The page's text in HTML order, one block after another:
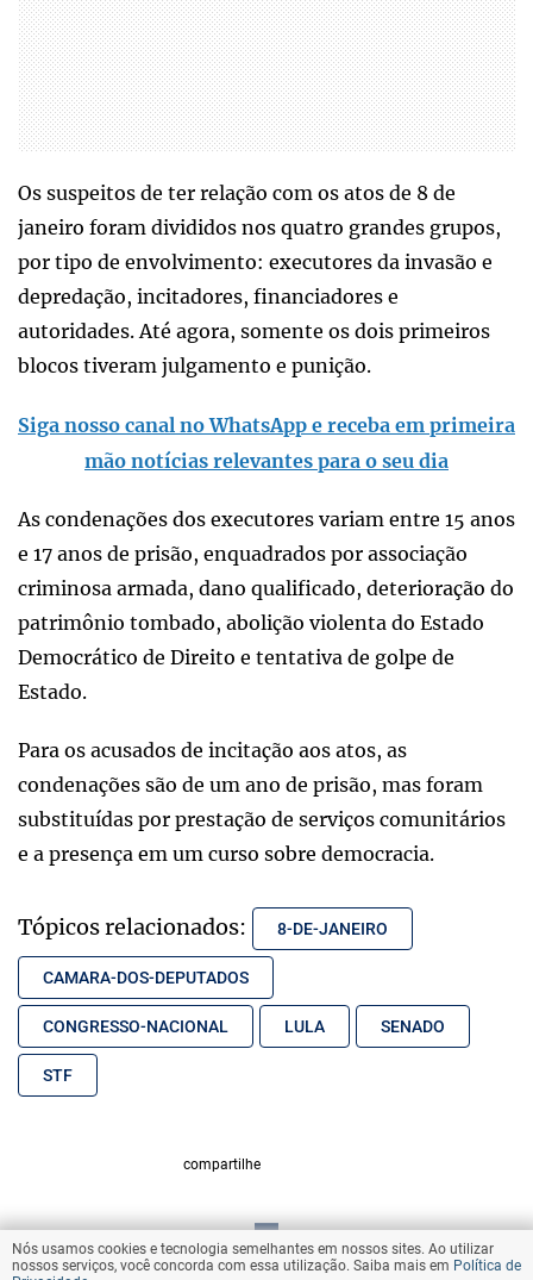
Os suspeitos de ter relação com os atos de 8 de
janeiro foram divididos nos quatro grandes grupos,
por tipo de envolvimento: executores da invasão e
depredação, incitadores, financiadores e
autoridades. Até agora, somente os dois primeiros
blocos tiveram julgamento e punição.
Siga nosso canal no WhatsApp e receba em primeira
mão notícias relevantes para o seu dia
As condenações dos executores variam entre 15 anos
e 17 anos de prisão, enquadrados por associação
criminosa armada, dano qualificado, deterioração do
patrimônio tombado, abolição violenta do Estado
Democrático de Direito e tentativa de golpe de
Estado.
Para os acusados de incitação aos atos, as
condenações são de um ano de prisão, mas foram
substituídas por prestação de serviços comunitários
e a presença em um curso sobre democracia.
Tópicos relacionados: 8-DE-JANEIRO
CAMARA-DOS-DEPUTADOS
CONGRESSO-NACIONAL LULA SENADO
STF
compartilhe
VOLTAR AO TOPO
Nós usamos cookies e tecnologia semelhantes em nossos sites. Ao utilizar
nossos serviços, você concorda com essa utilização. Saiba mais em Política de